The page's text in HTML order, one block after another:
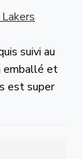
suivi au
emballé et
est super